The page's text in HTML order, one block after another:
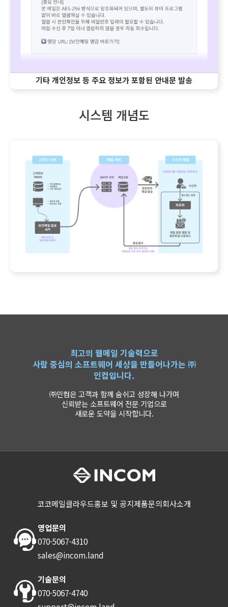
기타 개인정보 등 주요 정보가 포함된 안내문 발송
시스템 개념도
최고의 웹메일 기술력으로
사람 중심의 소프트웨어 세상을 만들어나가는 ㈜
인컴입니다.
㈜인컴은 고객과 함께 숨쉬고 성장해 나가며
신뢰받는 소프트웨어 전문 기업으로
새로운 도약을 시작합니다.
코코메일클라우드홍보 및 공지제품문의회사소개
영업문의
070-5067-4310
sales@incom.land
기술문의
070-5067-4740